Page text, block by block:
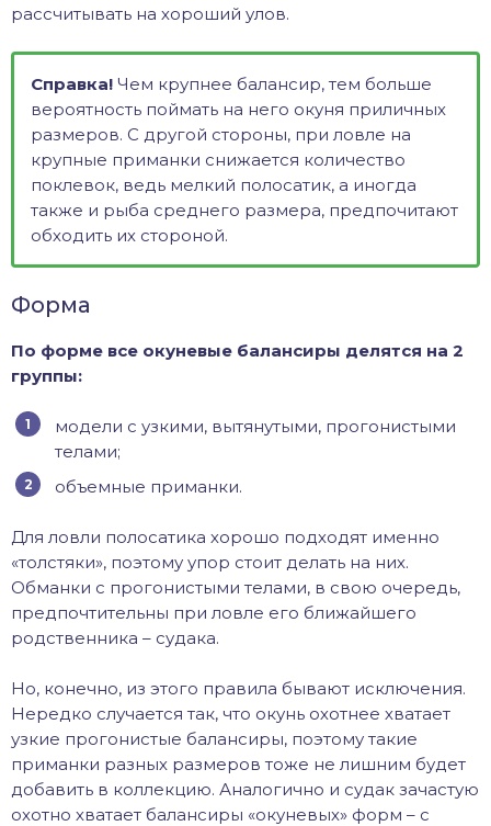
рассчитывать на хороший улов.
Справка! Чем крупнее балансир, тем больше
вероятность поймать на него окуня приличных
размеров. С другой стороны, при ловле на
крупные приманки снижается количество
поклевок, ведь мелкий полосатик, а иногда
также и рыба среднего размера, предпочитают
обходить их стороной.
Форма
По форме все окуневые балансиры делятся на 2
группы:
модели с узкими, вытянутыми, прогонистыми
телами;
объемные приманки.
Для ловли полосатика хорошо подходят именно
«толстяки», поэтому упор стоит делать на них.
Обманки с прогонистыми телами, в свою очередь,
предпочтительны при ловле его ближайшего
родственника – судака.
Но, конечно, из этого правила бывают исключения.
Нередко случается так, что окунь охотнее хватает
узкие прогонистые балансиры, поэтому такие
приманки разных размеров тоже не лишним будет
добавить в коллекцию. Аналогично и судак зачастую
охотно хватает балансиры «окуневых» форм – с